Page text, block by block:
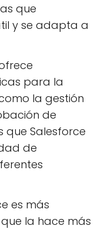
que
y se adapta a
para la
la gestión
de
que Salesforce
de
es más
la hace más